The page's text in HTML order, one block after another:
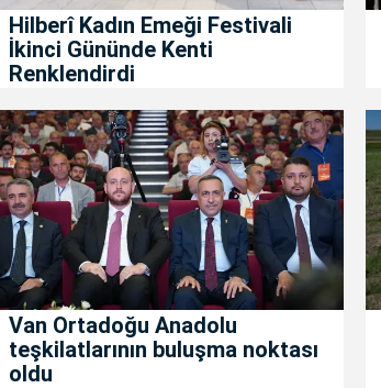
Hilberî Kadın Emeği Festivali
İkinci Gününde Kenti
Renklendirdi
Van Ortadoğu Anadolu
teşkilatlarının buluşma noktası
oldu